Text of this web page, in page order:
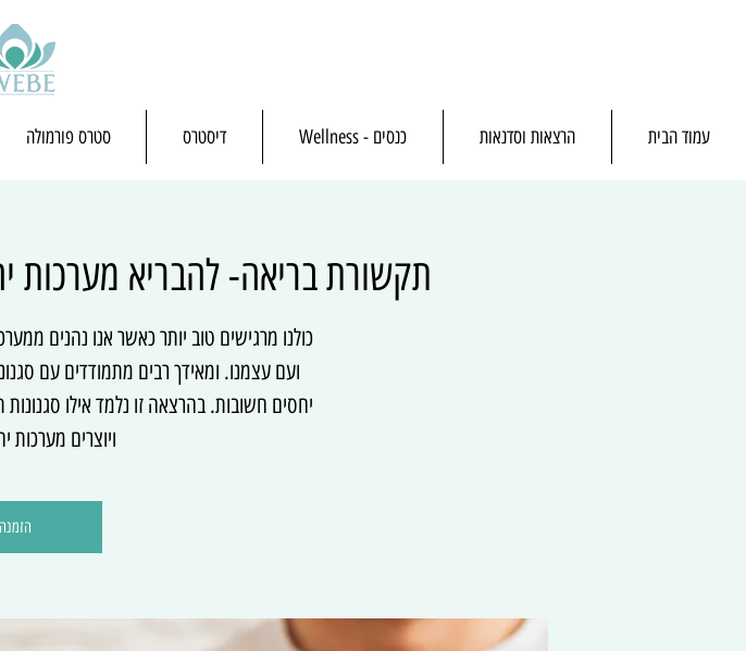
עמוד הבית הרצאות וסדנאות כנסים - Wellness דיסטרס סטרס פורמולה
תקשורת בריאה- להבריא
כולנו מרגישים טוב יותר כאשר אנו נהנים
ועם עצמנו. ומאידך רבים מתמודדים עם
יחסים חשובות. בהרצאה זו נלמד אילו
ויוצרים מערכות
הזמנה